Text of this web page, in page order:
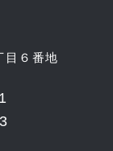
目６番地